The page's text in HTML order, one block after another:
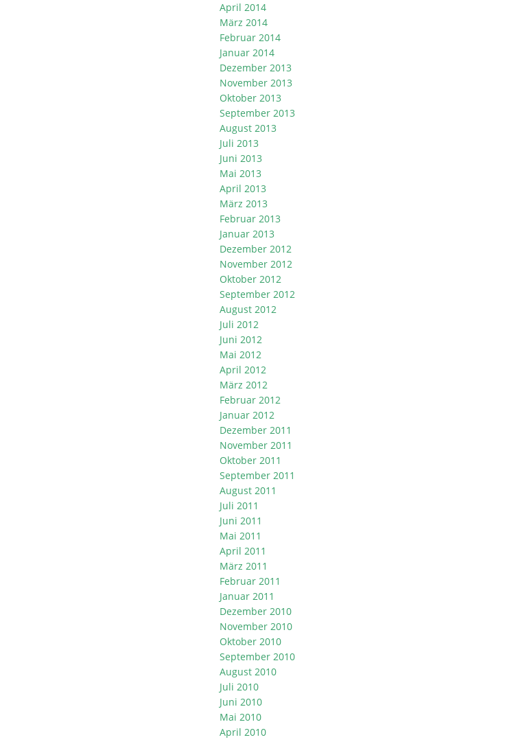
April 2014
März 2014
Februar 2014
Januar 2014
Dezember 2013
November 2013
Oktober 2013
September 2013
August 2013
Juli 2013
Juni 2013
Mai 2013
April 2013
März 2013
Februar 2013
Januar 2013
Dezember 2012
November 2012
Oktober 2012
September 2012
August 2012
Juli 2012
Juni 2012
Mai 2012
April 2012
März 2012
Februar 2012
Januar 2012
Dezember 2011
November 2011
Oktober 2011
September 2011
August 2011
Juli 2011
Juni 2011
Mai 2011
April 2011
März 2011
Februar 2011
Januar 2011
Dezember 2010
November 2010
Oktober 2010
September 2010
August 2010
Juli 2010
Juni 2010
Mai 2010
April 2010